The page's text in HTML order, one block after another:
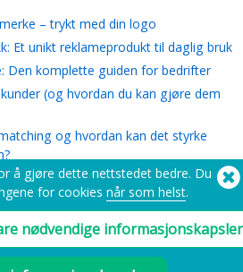
– trykt med din logo
Et unikt reklameprodukt til daglig bruk
Den komplette guiden for bedrifter
(og hvordan du kan gjøre dem
og hvordan kan det styrke
Er det verdt det for bedriften din?
Ideer, budsjett og hvordan du bestiller
Ring oss:(650) 938-3500 (US)
å gjøre dette nettstedet bedre. Du
for cookies når som helst.
nødvendige informasjonskapsler